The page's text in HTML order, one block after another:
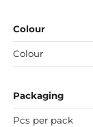
Colour
Colour
Packaging
Pcs per pack